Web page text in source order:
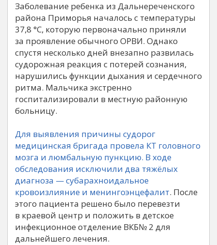
Заболевание ребенка из Дальнереченского
района Приморья началось с температуры
37,8 °C, которую первоначально приняли
за проявление обычного ОРВИ. Однако
спустя несколько дней внезапно развилась
судорожная реакция с потерей сознания,
нарушились функции дыхания и сердечного
ритма. Мальчика экстренно
госпитализировали в местную районную
больницу.
Для выявления причины судорог
медицинская бригада провела КТ головного
мозга и люмбальную пункцию. В ходе
обследования исключили два тяжёлых
диагноза — субарахноидальное
кровоизлияние и менингоэнцефалит. После
этого пациента решено было перевезти
в краевой центр и положить в детское
инфекционное отделение ВКБ№ 2 для
дальнейшего лечения.